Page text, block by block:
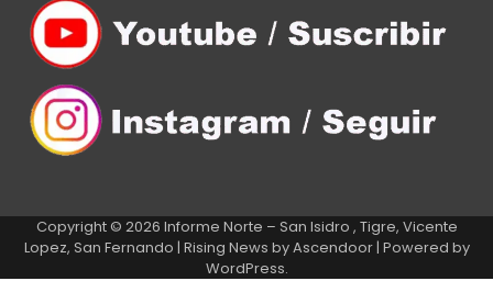
Copyright © 2026 Informe Norte – San Isidro , Tigre, Vicente
Lopez, San Fernando | Rising News byAscendoor| Powered by
WordPress.